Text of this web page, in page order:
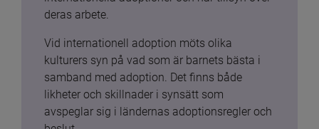
deras arbete.
Vid internationell adoption möts olika
kulturers syn på vad som är barnets bästa i
samband med adoption. Det finns både
likheter och skillnader i synsätt som
avspeglar sig i ländernas adoptionsregler och